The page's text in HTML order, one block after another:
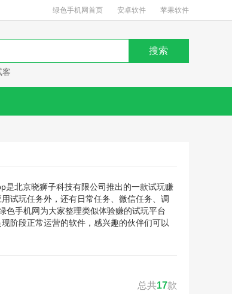
绿色手机网首页 安卓软件 苹果软件
客
是北京晓狮子科技有限公司推出的一款试玩赚
试玩任务外，还有日常任务、微信任务、调
色手机网为大家整理类似体验赚的试玩平台
阶段正常运营的软件，感兴趣的伙伴们可以
总共17款